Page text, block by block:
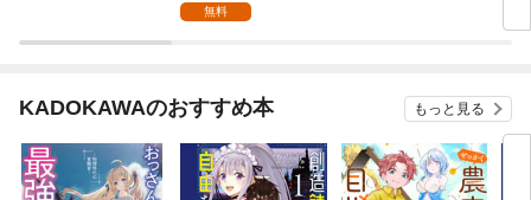
無料
KADOKAWAのおすすめ本 もっと見る